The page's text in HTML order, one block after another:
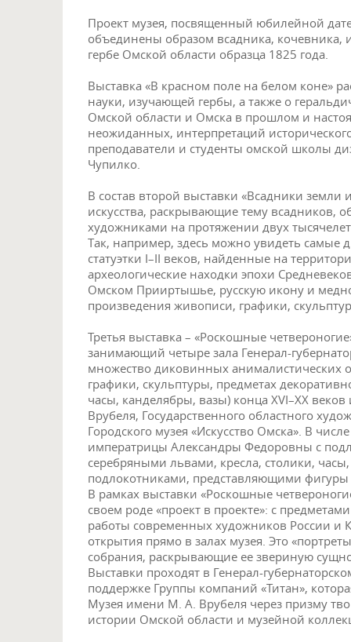
Проект музея, посвященный юбилейной
объединены образом всадника, кочевника,
гербе Омской области образца 1825 года.
Выставка «В красном поле на белом коне»
науки, изучающей гербы, а также о
Омской области и Омска в прошлом и
неожиданных, интерпретаций
преподаватели и студенты омской школы
Чупилко.
В состав второй выставки «Всадники
искусства, раскрывающие тему всадников,
художниками на протяжении двух
Так, например, здесь можно увидеть самые
статуэтки I–II веков, найденные на
археологические находки эпохи
Омском Прииртышье, русскую икону и
произведения живописи, графики,
Третья выставка – «Роскошные
занимающий четыре зала Генерал-
множество диковинных анималистических
графики, скульптуры, предметах
часы, канделябры, вазы) конца XVI–XX
Врубеля, Государственного областного
Городского музея «Искусство Омска». В
императрицы Александры Федоровны с
серебряными львами, кресла, столики,
подлокотниками, представляющими фигуры
В рамках выставки «Роскошные
своем роде «проект в проекте»: с
работы современных художников России и
открытия прямо в залах музея. Это
собрания, раскрывающие ее звериную
Выставки проходят в Генерал-
поддержке Группы компаний «Титан»,
Музея имени М. А. Врубеля через призму
истории Омской области и музейной